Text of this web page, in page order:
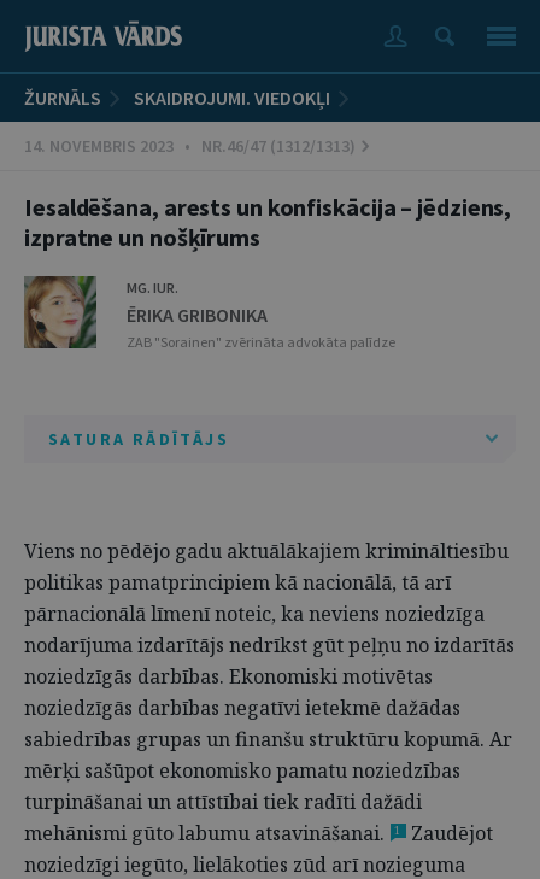
ŽURNĀLS SKAIDROJUMI. VIEDOKĻI
14. NOVEMBRIS 2023 • NR.46/47 (1312/1313)
Iesaldēšana, arests un konfiskācija – jēdziens,
izpratne un nošķīrums
MG. IUR.
ĒRIKA GRIBONIKA
ZAB "Sorainen" zvērināta advokāta palīdze
SATURA RĀDĪTĀJS
Viens no pēdējo gadu aktuālākajiem krimināltiesību
politikas pamatprincipiem kā nacionālā, tā arī
pārnacionālā līmenī noteic, ka neviens noziedzīga
nodarījuma izdarītājs nedrīkst gūt peļņu no izdarītās
noziedzīgās darbības. Ekonomiski motivētas
noziedzīgās darbības negatīvi ietekmē dažādas
sabiedrības grupas un finanšu struktūru kopumā. Ar
mērķi sašūpot ekonomisko pamatu noziedzības
turpināšanai un attīstībai tiek radīti dažādi
mehānismi gūto labumu atsavināšanai.
1
Zaudējot
noziedzīgi iegūto, lielākoties zūd arī nozieguma